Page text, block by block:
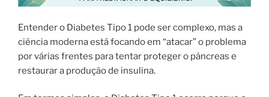
Entender o Diabetes Tipo 1 pode ser complexo, mas a
ciência moderna está focando em “atacar” o problema
por várias frentes para tentar proteger o pâncreas e
restaurar a produção de insulina.